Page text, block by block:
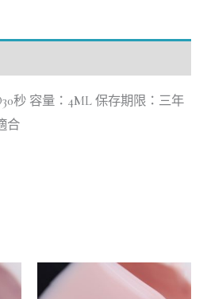
秒 容量：4ML 保存期限：三年
合